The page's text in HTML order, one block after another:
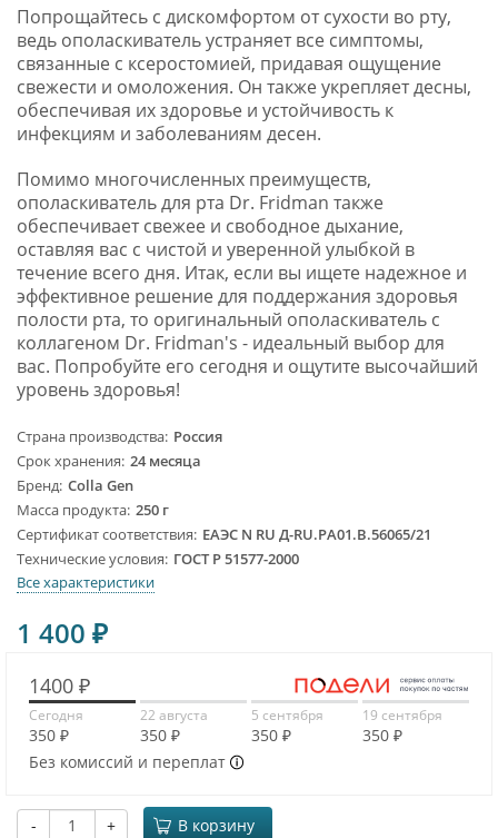
Попрощайтесь с дискомфортом от сухости во рту,
ведь ополаскиватель устраняет все симптомы,
связанные с ксеростомией, придавая ощущение
свежести и омоложения. Он также укрепляет десны,
обеспечивая их здоровье и устойчивость к
инфекциям и заболеваниям десен.
Помимо многочисленных преимуществ,
ополаскиватель для рта Dr. Fridman также
обеспечивает свежее и свободное дыхание,
оставляя вас с чистой и уверенной улыбкой в
течение всего дня. Итак, если вы ищете надежное и
эффективное решение для поддержания здоровья
полости рта, то оригинальный ополаскиватель с
коллагеном Dr. Fridman's - идеальный выбор для
вас. Попробуйте его сегодня и ощутите высочайший
уровень здоровья!
Страна производства Россия
Срок хранения 24 месяца
Бренд Colla Gen
Масса продукта 250 г
Сертификат соответствия ЕАЭС N RU Д-RU.PA01.B.56065/21
Технические условия ГОСТ Р 51577-2000
Все характеристики
1 400 ₽
1400 ₽
Сегодня
350 ₽
22 августа
350 ₽
5 сентября
350 ₽
19 сентября
350 ₽
Без комиссий и переплат
- + В корзину